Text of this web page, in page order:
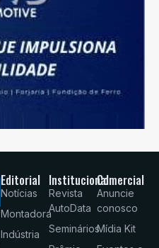
Editorial
Notícias
Montadora
Indústria
Institucional
Revista
AutoData
Seminários
Comercial
Anuncie
conosco
Mídia Kit